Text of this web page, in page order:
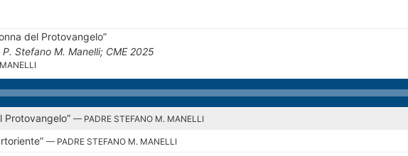
del Protovangelo”
Stefano M. Manelli; CME 2025
Protovangelo” — PADRE STEFANO M. MANELLI
— PADRE STEFANO M. MANELLI